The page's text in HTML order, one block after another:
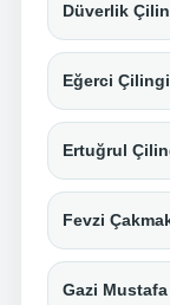
Düverlik
Eğerci
Ertuğrul
Fevzi
Gazi